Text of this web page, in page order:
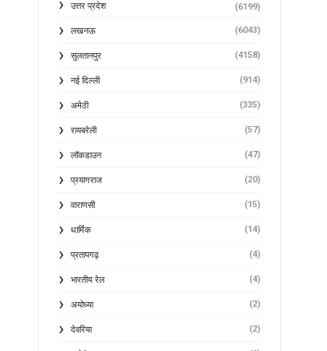
उत्तर प्रदेश (6199)
लखनऊ (6043)
सुलतानपुर (4158)
नई दिल्ली (914)
अमेठी (335)
रायबरेली (57)
लॉकडाउन (47)
प्रयागराज (20)
वाराणसी (15)
धार्मिक (14)
प्रतापगढ़ (4)
भारतीय रेल (4)
अयोध्या (2)
देवरिया (2)